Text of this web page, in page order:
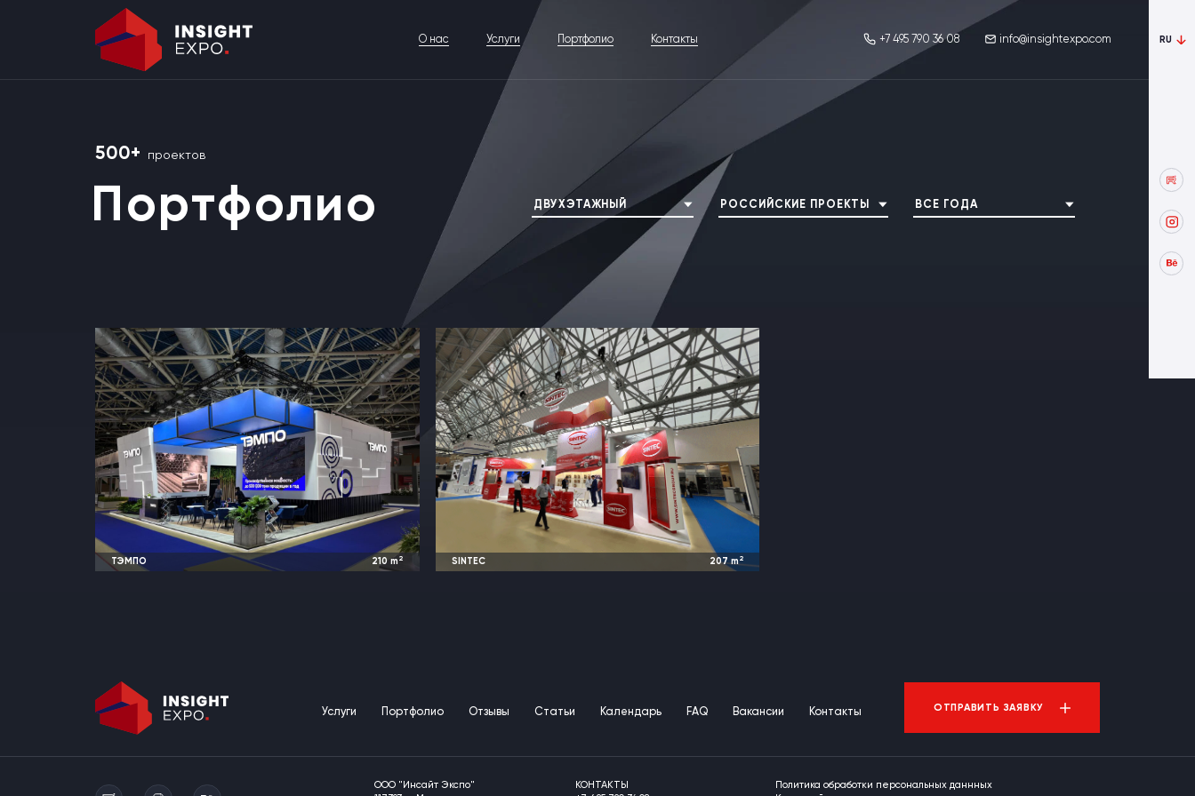
О нас Услуги Портфолио Контакты +7 495 790 36 08 info@insightexpo.com RU
500+ проектов
Портфолио ДВУХЭТАЖНЫЙ РОССИЙСКИЕ ПРОЕКТЫ ВСЕ ГОДА
ТЭМПО 210m 2 SINTEC 207m2
Услуги Портфолио Отзывы Статьи Календарь FAQ Вакансии Контакты ОТПРАВИТЬ ЗАЯВКУ
ООО "Инсайт Экспо"
КОНТАКТЫ
Политика обработки персональных даннных